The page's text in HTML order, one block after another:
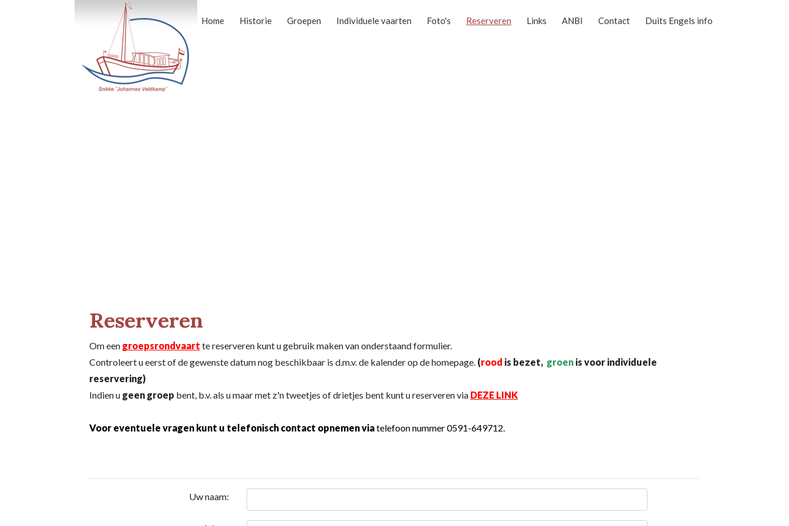
Home Historie Groepen Individuele vaarten Foto's Reserveren Links ANBI Contact Duits Engels info
Reserveren
Om een groepsrondvaart te reserveren kunt u gebruik maken van onderstaand formulier.
Controleert u eerst of de gewenste datum nog beschikbaar is d.m.v. de kalender op de homepage. (rood is bezet, groen is voor individuele
reservering)
Indien u geen groep bent, b.v. als u maar met z'n tweetjes of drietjes bent kunt u reserveren via DEZE LINK
Voor eventuele vragen kunt u telefonisch contact opnemen viatelefoon nummer 0591-649712.
Uw naam: